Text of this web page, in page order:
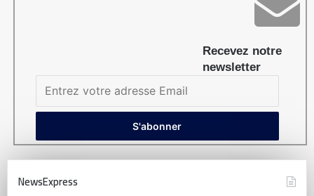
Recevez notre
newsletter
NewsExpress